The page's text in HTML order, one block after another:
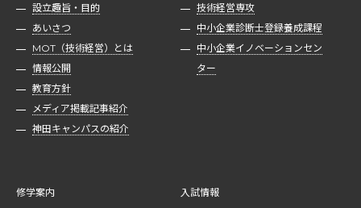
設立趣旨・目的
あいさつ
MOT（技術経営）とは
情報公開
教育方針
メディア掲載記事紹介
神田キャンパスの紹介
技術経営専攻
中小企業診断士登録養成課程
中小企業イノベーションセン
ター
修学案内
入試情報